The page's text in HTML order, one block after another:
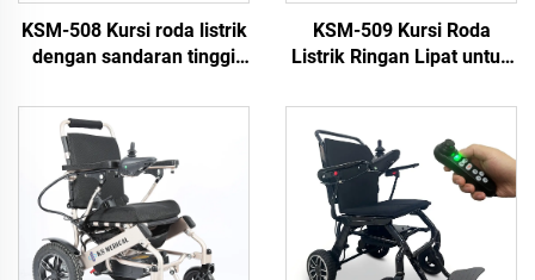
KSM-508 Kursi roda listrik
dengan sandaran tinggi
kaki yang dapat
disesuaikan secara
otomatis, lipat dan
bersandar
KSM-509 Kursi Roda
Listrik Ringan Lipat untuk
Lithium 12AH Hanya 16,5